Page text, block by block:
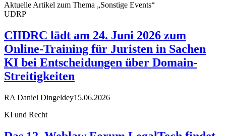
Aktuelle Artikel zum Thema „Sonstige Events“
UDRP
CIIDRC lädt am 24. Juni 2026 zum
Online-Training für Juristen in Sachen
KI bei Entscheidungen über Domain-
Streitigkeiten
RA Daniel Dingeldey15.06.2026
KI und Recht